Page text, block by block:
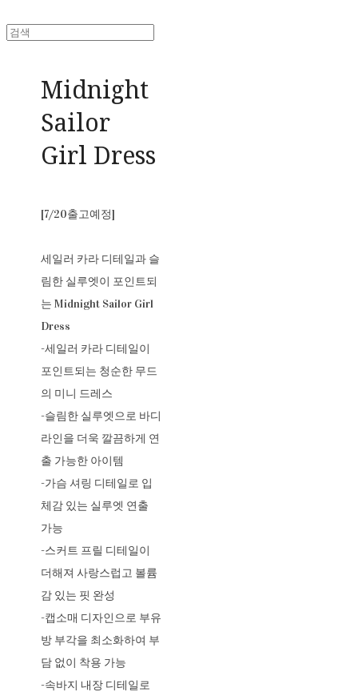
Midnight
Sailor
Girl Dress
[7/20출고예정]
세일러 카라 디테일과 슬
림한 실루엣이 포인트되
는 Midnight Sailor Girl
Dress
-세일러 카라 디테일이
포인트되는 청순한 무드
의 미니 드레스
-슬림한 실루엣으로 바디
라인을 더욱 깔끔하게 연
출 가능한 아이템
-가슴 셔링 디테일로 입
체감 있는 실루엣 연출
가능
-스커트 프릴 디테일이
더해져 사랑스럽고 볼륨
감 있는 핏 완성
-캡소매 디자인으로 부유
방 부각을 최소화하여 부
담 없이 착용 가능
-속바지 내장 디테일로